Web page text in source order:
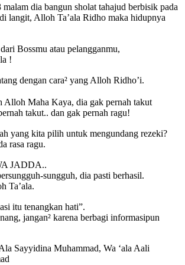
dia bangun sholat tahajud berbisik pada
langit, Alloh Ta’ala Ridho maka hidupnya
Bossmu atau pelangganmu,
!
dengan cara² yang Alloh Ridho’i.
Alloh Maha Kaya, dia gak pernah takut
takut.. dan gak pernah ragu!
yang kita pilih untuk mengundang rezeki?
rasa ragu.
JADDA..
sungguh, dia pasti berhasil.
Ta’ala.
itu tenangkan hati”.
jangan² karena berbagi informasipun
Sayyidina Muhammad, Wa ‘ala Aali